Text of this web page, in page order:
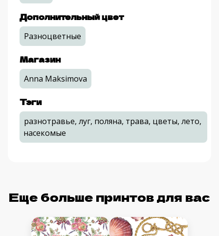
Дополнительный цвет
Разноцветные
Магазин
Anna Maksimova
Тэги
разнотравье, луг, поляна, трава, цветы, лето,
насекомые
Еще больше принтов для вас